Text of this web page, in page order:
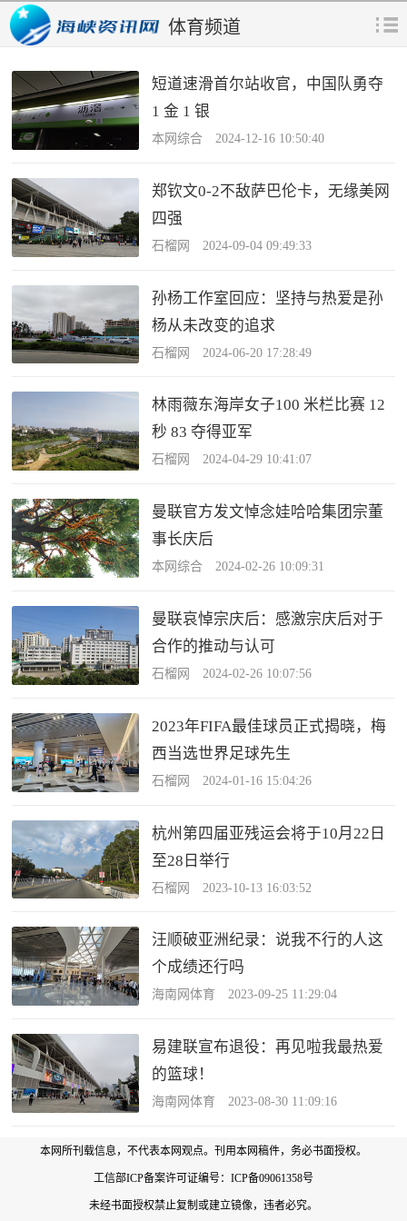
体育频道
短道速滑首尔站收官，中国队勇夺
1 金 1 银
本网综合 2024-12-16 10:50:40
郑钦文0-2不敌萨巴伦卡，无缘美网
四强
石榴网 2024-09-04 09:49:33
孙杨工作室回应：坚持与热爱是孙
杨从未改变的追求
石榴网 2024-06-20 17:28:49
林雨薇东海岸女子100 米栏比赛 12
秒 83 夺得亚军
石榴网 2024-04-29 10:41:07
曼联官方发文悼念娃哈哈集团宗董
事长庆后
本网综合 2024-02-26 10:09:31
曼联哀悼宗庆后：感激宗庆后对于
合作的推动与认可
石榴网 2024-02-26 10:07:56
2023年FIFA最佳球员正式揭晓，梅
西当选世界足球先生
石榴网 2024-01-16 15:04:26
杭州第四届亚残运会将于10月22日
至28日举行
石榴网 2023-10-13 16:03:52
汪顺破亚洲纪录：说我不行的人这
个成绩还行吗
海南网体育 2023-09-25 11:29:04
易建联宣布退役：再见啦我最热爱
的篮球！
海南网体育 2023-08-30 11:09:16
本网所刊载信息，不代表本网观点。刊用本网稿件，务必书面授权。
工信部ICP备案许可证编号： ICP备09061358号
未经书面授权禁止复制或建立镜像，违者必究。